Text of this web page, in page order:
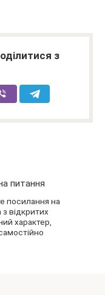
з
питання
посилання на
відкритих
характер,